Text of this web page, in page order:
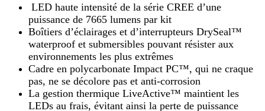
LED haute intensité de la série CREE d’une
puissance de 7665 lumens par kit
Boîtiers d’éclairages et d’interrupteurs DrySeal™
waterproof et submersibles pouvant résister aux
environnements les plus extrêmes
Cadre en polycarbonate Impact PC™, qui ne craque
pas, ne se décolore pas et anti-corrosion
La gestion thermique LiveActive™ maintient les
LEDs au frais, évitant ainsi la perte de puissance